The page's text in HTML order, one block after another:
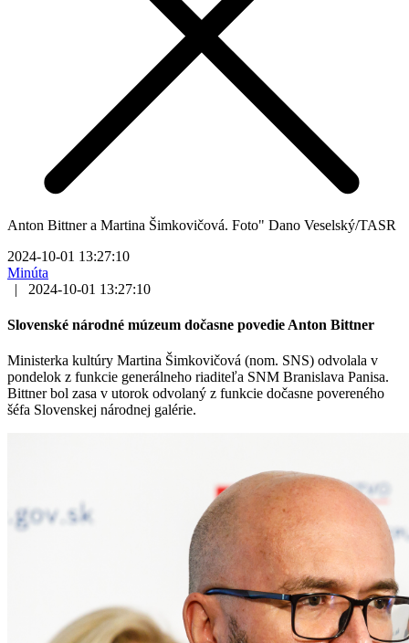
Anton Bittner a Martina Šimkovičová. Foto" Dano Veselský/TASR
2024-10-01 13:27:10
Minúta
|
2024-10-01 13:27:10
Slovenské národné múzeum dočasne povedie Anton Bittner
Ministerka kultúry Martina Šimkovičová (nom. SNS) odvolala v
pondelok z funkcie generálneho riaditeľa SNM Branislava Panisa.
Bittner bol zasa v utorok odvolaný z funkcie dočasne povereného
šéfa Slovenskej národnej galérie.